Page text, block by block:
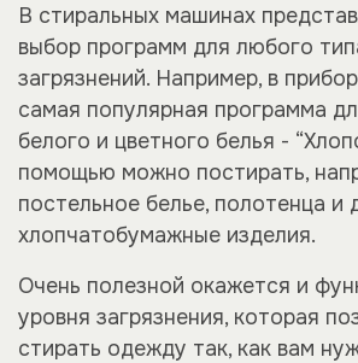
В стиральных машинах
выбор программ для любого
загрязнений. Например, в
самая популярная программа
белого и цветного белья -
помощью можно постирать,
постельное белье, полотенца и
хлопчатобумажные изделия.
Очень полезной окажется и
уровня загрязнения, которая
стирать одежду так, как вам